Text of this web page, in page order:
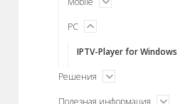
меню
PC
открыть
IPTV-Player for Windows
Решения
открыть
меню
открыть